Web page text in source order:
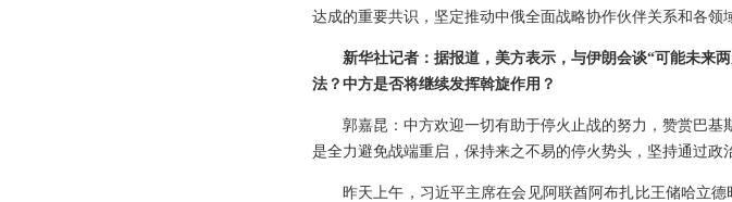
达成的重要共识，坚定推动中俄全面战略协作伙伴关系和各领
新华社记者：据报道，美方表示，与伊朗会谈“可能未来
法？中方是否将继续发挥斡旋作用？
郭嘉昆：中方欢迎一切有助于停火止战的努力，赞赏巴
是全力避免战端重启，保持来之不易的停火势头，坚持通过政
昨天上午，习近平主席在会见阿联酋阿布扎比王储哈立